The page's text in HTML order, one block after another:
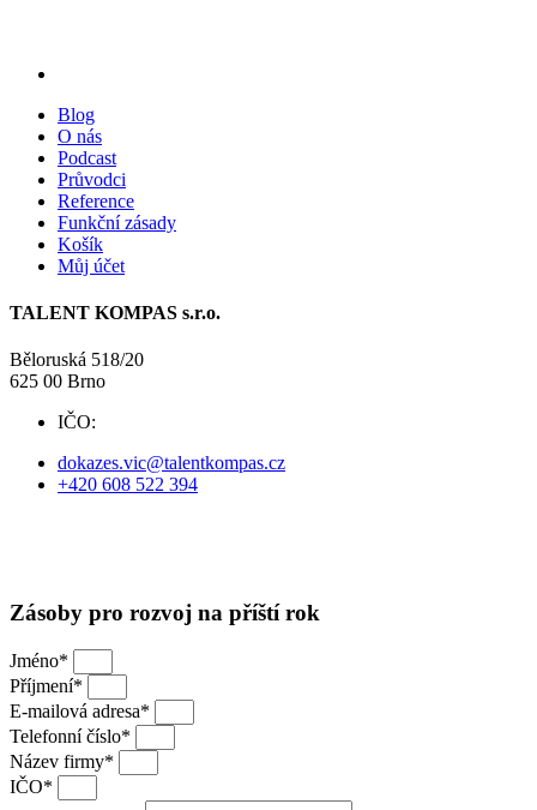
Blog
O nás
Podcast
Průvodci
Reference
Funkční zásady
Košík
Můj účet
TALENT KOMPAS s.r.o.
Běloruská 518/20
625 00 Brno
IČO:
dokazes.vic@talentkompas.cz
+420 608 522 394
Zásoby pro rozvoj na příští rok
Jméno*
Příjmení*
E-mailová adresa*
Telefonní číslo*
Název firmy*
IČO*